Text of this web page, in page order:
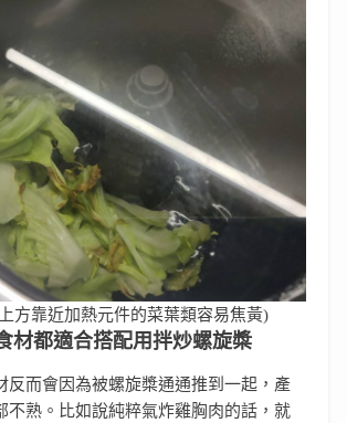
方靠近加熱元件的菜葉類容易焦黃)
材都適合搭配用拌炒螺旋槳
反而會因為被螺旋槳通通推到一起，產
不熟。比如說純粹氣炸雞胸肉的話，就